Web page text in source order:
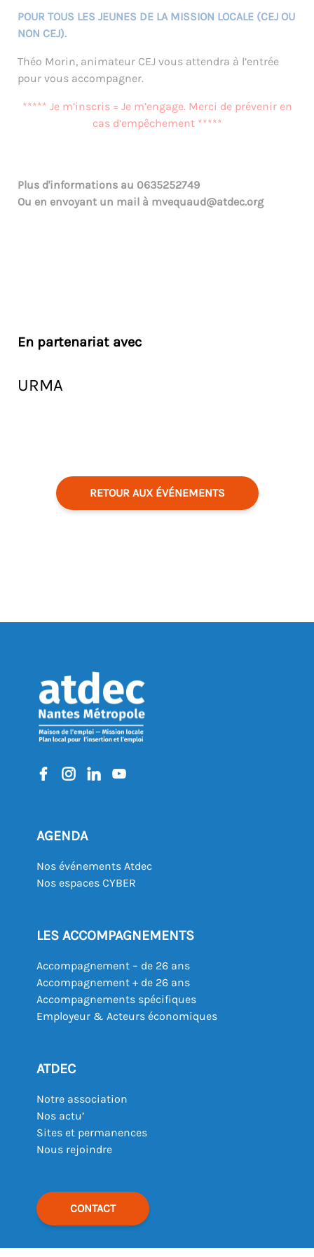
POUR TOUS LES JEUNES DE LA MISSION LOCALE (CEJ OU
NON CEJ).
Théo Morin, animateur CEJ vous attendra à l’entrée
pour vous accompagner.
***** Je m’inscris = Je m’engage. Merci de prévenir en
cas d’empêchement *****
Plus d'informations au 0635252749
Ou en envoyant un mail à mvequaud@atdec.org
En partenariat avec
URMA
RETOUR AUX ÉVÉNEMENTS
AGENDA
Nos événements Atdec
Nos espaces CYBER
LES ACCOMPAGNEMENTS
Accompagnement – de 26 ans
Accompagnement + de 26 ans
Accompagnements spécifiques
Employeur & Acteurs économiques
ATDEC
Notre association
Nos actu’
Sites et permanences
Nous rejoindre
CONTACT